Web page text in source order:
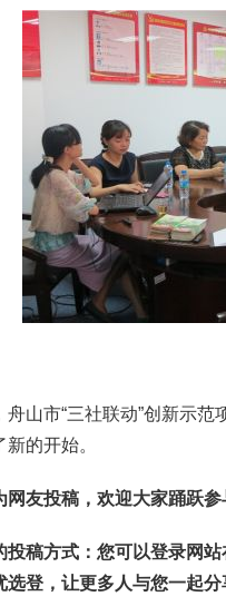
舟山市“三社联动”创新示
的开始。
网友投稿，欢迎大家踊跃
投稿方式：您可以登录网
选登，让更多人与您一起